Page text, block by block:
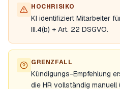
HOCHRISIKO
KI identifiziert Mitarbeiter
III.4(b) + Art. 22 DSGVO.
GRENZFALL
Kündigungs-Empfehlung
die HR vollständig